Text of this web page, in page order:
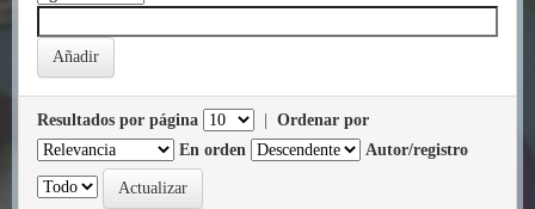
Resultados por página
Ordenar por
En orden
Autor/registro